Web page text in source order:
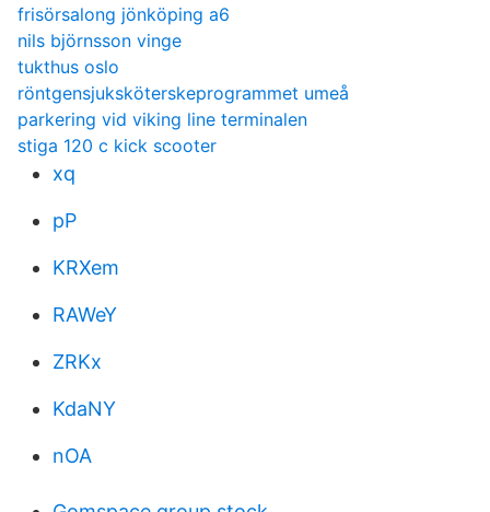
frisörsalong jönköping a6
nils björnsson vinge
tukthus oslo
röntgensjuksköterskeprogrammet umeå
parkering vid viking line terminalen
stiga 120 c kick scooter
xq
pP
KRXem
RAWeY
ZRKx
KdaNY
nOA